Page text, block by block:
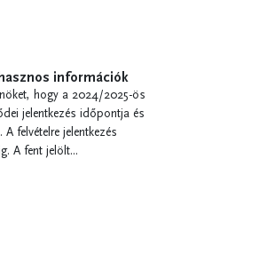
információk
hogy a 2024/2025-ös
jelentkezés időpontja és
felvételre jelentkezés
A fent jelölt...